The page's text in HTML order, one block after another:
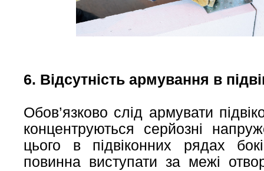
6. Відсутність армування в
Обов’язково слід армувати
концентруються серйозні
цього в підвіконних рядах
повинна виступати за межі